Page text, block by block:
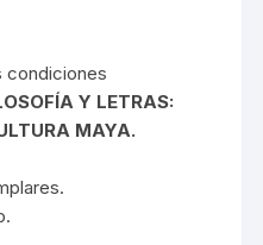
condiciones
Y LETRAS:
MAYA.